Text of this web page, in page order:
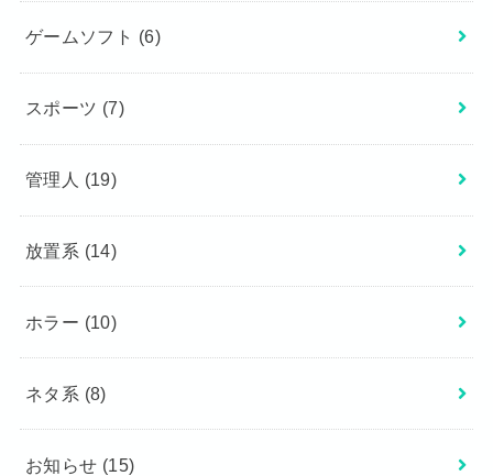
ゲームソフト (6)
スポーツ (7)
管理人 (19)
放置系 (14)
ホラー (10)
ネタ系 (8)
お知らせ (15)